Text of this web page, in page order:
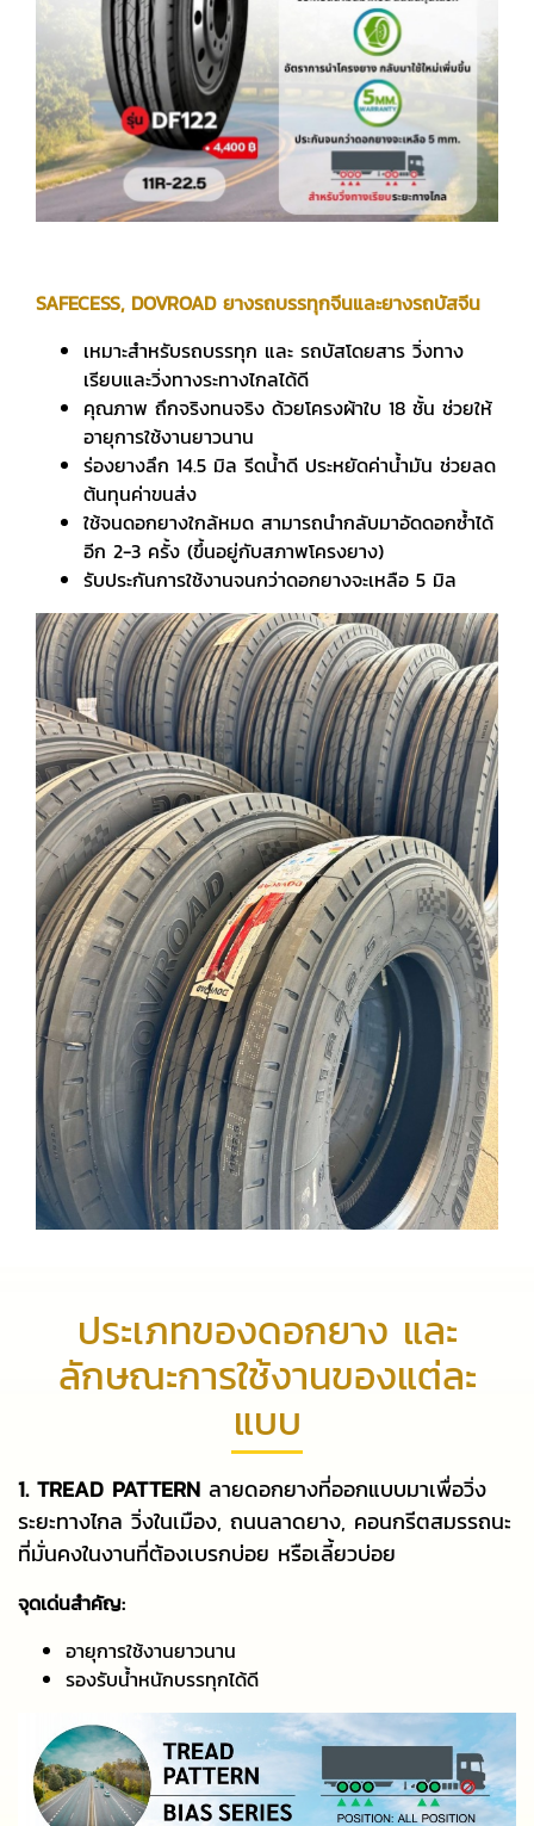
SAFECESS, DOVROAD ยางรถบรรทุกจีนและยางรถบัสจีน
เหมาะสำหรับรถบรรทุก และ รถบัสโดยสาร วิ่งทาง
เรียบและวิ่งทางระทางไกลได้ดี
คุณภาพ ถึกจริงทนจริง ด้วยโครงผ้าใบ 18 ชั้น ช่วยให้
อายุการใช้งานยาวนาน
ร่องยางลึก 14.5 มิล รีดน้ำดี ประหยัดค่าน้ำมัน ช่วยลด
ต้นทุนค่าขนส่ง
ใช้จนดอกยางใกล้หมด สามารถนำกลับมาอัดดอกซ้ำได้
อีก 2-3 ครั้ง (ขึ้นอยู่กับสภาพโครงยาง)
รับประกันการใช้งานจนกว่าดอกยางจะเหลือ 5 มิล
ประเภทของดอกยาง และ
ลักษณะการใช้งานของแต่ละ
แบบ
1. TREAD PATTERN ลายดอกยางที่ออกแบบมาเพื่อวิ่ง
ระยะทางไกล วิ่งในเมือง, ถนนลาดยาง, คอนกรีตสมรรถนะ
ที่มั่นคงในงานที่ต้องเบรกบ่อย หรือเลี้ยวบ่อย
จุดเด่นสำคัญ:
อายุการใช้งานยาวนาน
รองรับน้ำหนักบรรทุกได้ดี